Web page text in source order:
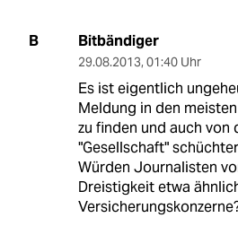
B Bitbändiger
29.08.2013, 01:40 Uhr
Es ist eigentlich
Meldung in den
zu finden und auch von
"Gesellschaft"
Würden Journalisten
Dreistigkeit etwa